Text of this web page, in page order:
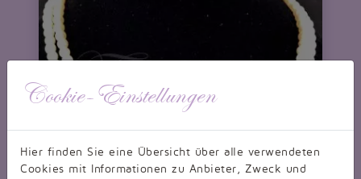
Cookie-Einstellungen
Hier finden Sie eine Übersicht über alle verwendeten
Cookies mit Informationen zu Anbieter, Zweck und